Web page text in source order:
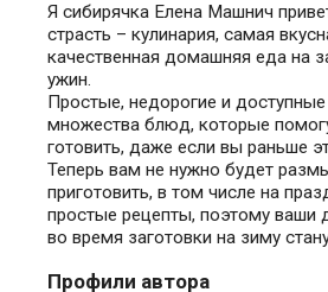
Я сибирячка Елена Машнич
страсть – кулинария, самая
качественная домашняя еда на
ужин.
Простые, недорогие и
множества блюд, которые
готовить, даже если вы раньше
Теперь вам не нужно будет
приготовить, в том числе на
простые рецепты, поэтому ваши
во время заготовки на зиму
Профили автора